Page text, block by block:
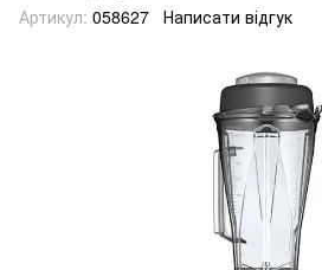
Артикул: 058627 Написати відгук